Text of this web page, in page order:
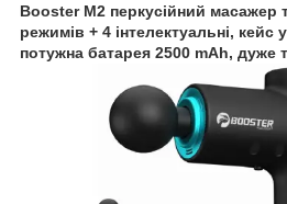
Booster M2 перкусійний масажер
режимів + 4 інтелектуальні, кейс
потужна батарея 2500 mAh, дуже